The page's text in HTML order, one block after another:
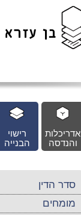
רישוי
הבנייה
אדריכלות
והנדסה
סדר הדין
מומחים